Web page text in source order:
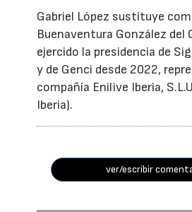
Gabriel López sustituye
Buenaventura González del
ejercido la presidencia de
y de Genci desde 2022,
compañía Enilive Iberia,
Iberia).
ver/escribir